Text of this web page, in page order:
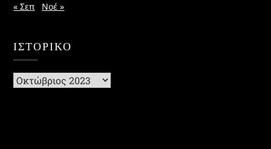
« Σεπ
Νοέ »
ΙΣΤΟΡΙΚΌ
Ιστορικό